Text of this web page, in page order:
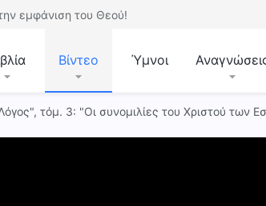
εμφάνιση του Θεού!
Βίντεο Ύμνοι
τόμ. 3: "Οι συνομιλίες του Χριστού των